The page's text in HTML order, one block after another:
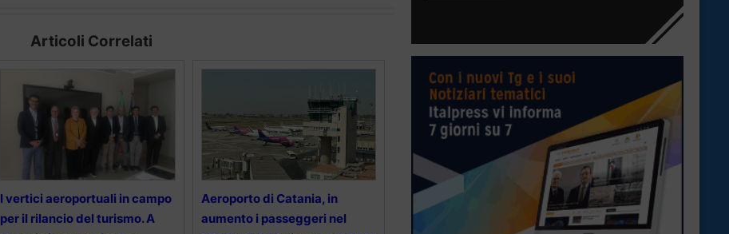
Articoli Correlati
I vertici aeroportuali in campo
per il rilancio del turismo. A
Aeroporto di Catania, in
aumento i passeggeri nel